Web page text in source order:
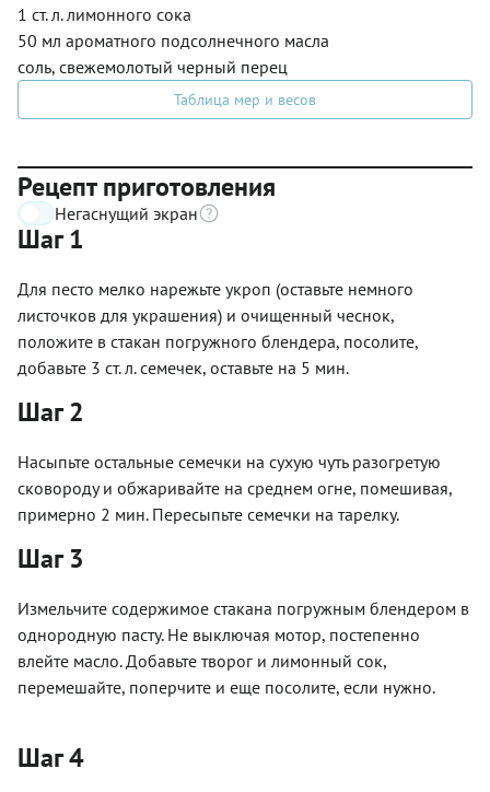
1 ст. л. лимонного сока
50 мл ароматного подсолнечного масла
соль, свежемолотый черный перец
Таблица мер и весов
Рецепт приготовления
Негаснущий экран
Шаг 1
Для песто мелко нарежьте укроп (оставьте немного
листочков для украшения) и очищенный чеснок,
положите в стакан погружного блендера, посолите,
добавьте 3 ст. л. семечек, оставьте на 5 мин.
Шаг 2
Насыпьте остальные семечки на сухую чуть разогретую
сковороду и обжаривайте на среднем огне, помешивая,
примерно 2 мин. Пересыпьте семечки на тарелку.
Шаг 3
Измельчите содержимое стакана погружным блендером в
однородную пасту. Не выключая мотор, постепенно
влейте масло. Добавьте творог и лимонный сок,
перемешайте, поперчите и еще посолите, если нужно.
Шаг 4